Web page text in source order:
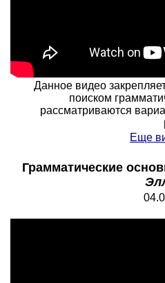
Данное видео
поиском
рассматриваются
Еще
Грамматические